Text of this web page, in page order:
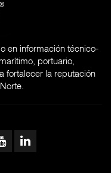
en información técnico-
portuario,
fortalecer la reputación